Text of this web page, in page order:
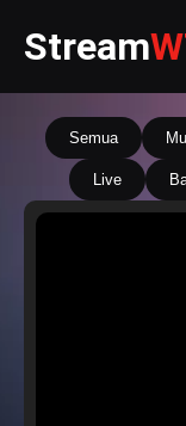
Stream
Semua
Live